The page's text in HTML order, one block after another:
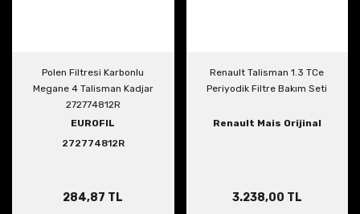
Polen Filtresi Karbonlu
Megane 4 Talisman Kadjar
272774812R
EUROFIL
272774812R
284,87 TL
Renault Talisman 1.3 TCe
Periyodik Filtre Bakım Seti
Renault Mais Orijinal
3.238,00 TL